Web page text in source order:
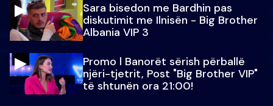
Sara bisedon me Bardhin pas
diskutimit me Ilnisën - Big Brother
Albania VIP 3
Promo l Banorët sërish përballë
njëri-tjetrit, Post "Big Brother VIP"
të shtunën ora 21:00!